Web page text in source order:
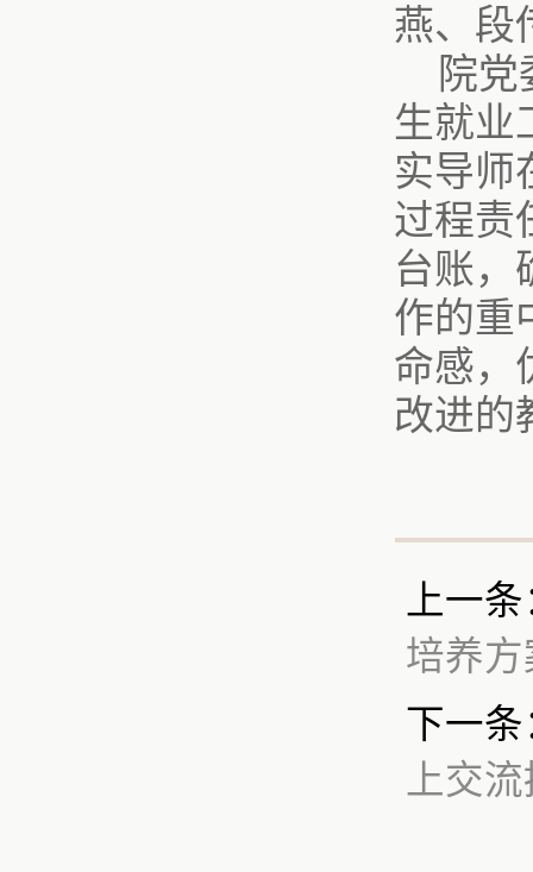
燕、段
院
生就业
实导师
过程责
台账，
作的重
命感，
改进的
上一
培养
下一条
上交